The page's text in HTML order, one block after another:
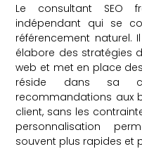
Le consultant SEO
indépendant qui se
référencement naturel.
élabore des stratégies
web et met en place
réside dans sa
recommandations aux
client, sans les
personnalisation
souvent plus rapides et